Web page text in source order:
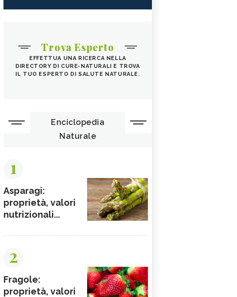
Trova Esperto
EFFETTUA UNA RICERCA NELLA
DIRECTORY DI CURE-NATURALI E TROVA
IL TUO ESPERTO DI SALUTE NATURALE.
Enciclopedia
Naturale
1
Asparagi:
proprietà, valori
nutrizionali...
2
Fragole:
proprietà, valori